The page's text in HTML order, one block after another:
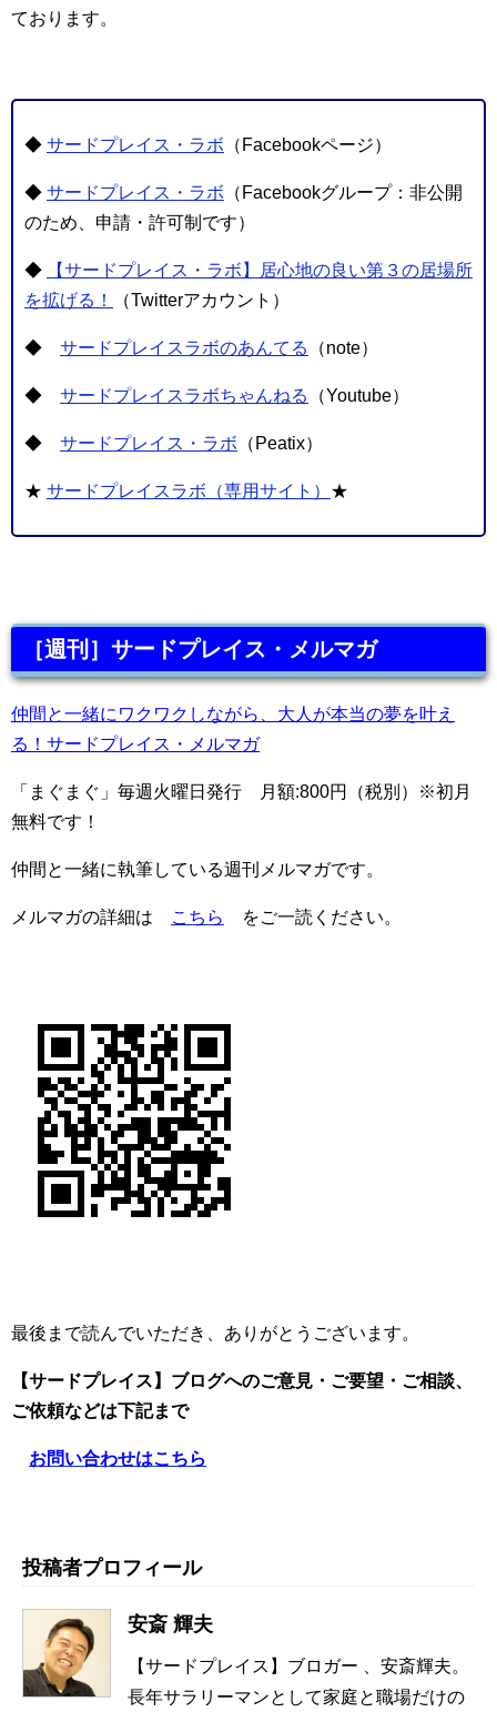
ております。
◆ サードプレイス・ラボ （Facebookページ）
◆ サードプレイス・ラボ （Facebookグループ：非公開
のため、申請・許可制です）
◆
【サードプレイス・ラボ】居心地の良い第３の居場所
を拡げる！
（Twitterアカウント）
◆ サードプレイスラボのあんてる （note）
◆ サードプレイスラボちゃんねる （Youtube）
◆ サードプレイス・ラボ （Peatix）
★ サードプレイスラボ（専用サイト） ★
［週刊］サードプレイス・メルマガ
仲間と一緒にワクワクしながら、大人が本当の夢を叶え
る！サードプレイス・メルマガ
「まぐまぐ」毎週火曜日発行 月額:800円（税別）※初月
無料です！
仲間と一緒に執筆している週刊メルマガです。
メルマガの詳細は こちら をご一読ください。
最後まで読んでいただき、ありがとうございます。
【サードプレイス】ブログへのご意見・ご要望・ご相談、
ご依頼などは下記まで
お問い合わせはこちら
投稿者プロフィール
安斎 輝夫
【サードプレイス】ブロガー 、安斎輝夫。
長年サラリーマンとして家庭と職場だけの